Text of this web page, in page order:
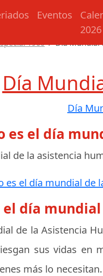
Eventos
2026
1960 Día Mundial
Día
Día
es el día
de la asistencia
es el día mundial de
el día
de la Asistencia
sus vidas en
más lo